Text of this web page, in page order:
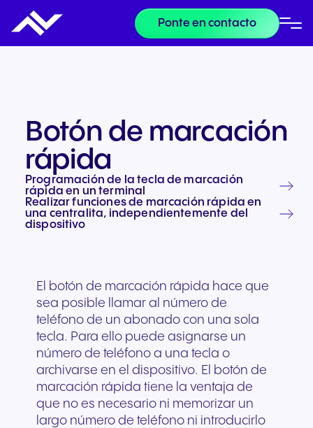
Ponte en contacto
Botón de marcación
rápida
Programación de la tecla de marcación
rápida en un terminal
Realizar funciones de marcación rápida en
una centralita, independientemente del
dispositivo
El botón de marcación rápida hace que
sea posible llamar al número de
teléfono de un abonado con una sola
tecla. Para ello puede asignarse un
número de teléfono a una tecla o
archivarse en el dispositivo. El botón de
marcación rápida tiene la ventaja de
que no es necesario ni memorizar un
largo número de teléfono ni introducirlo